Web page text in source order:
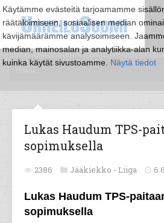
Käytämme evästeitä tarjoamamme
räätälöimiseen, sosiaalisen median
kävijämäärämme analysoimiseen.
median, mainosalan ja analytiikka-alan
kuinka käytät sivustoamme. Näytä tiedot
Lukas Haudum TPS-
sopimuksella
2386 Jääkiekko - Liiga
Lukas Haudum TPS-
sopimuksella